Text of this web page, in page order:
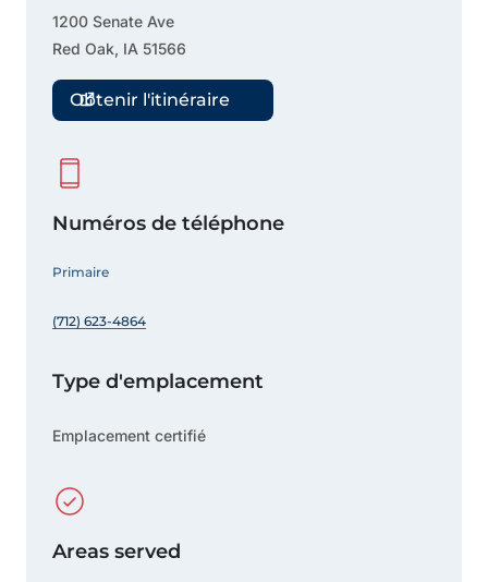
1200 Senate Ave
Red Oak, IA 51566
Obtenir l'itinéraire
Numéros de téléphone
Primaire
(712) 623-4864
Type d'emplacement
Emplacement certifié
Areas served